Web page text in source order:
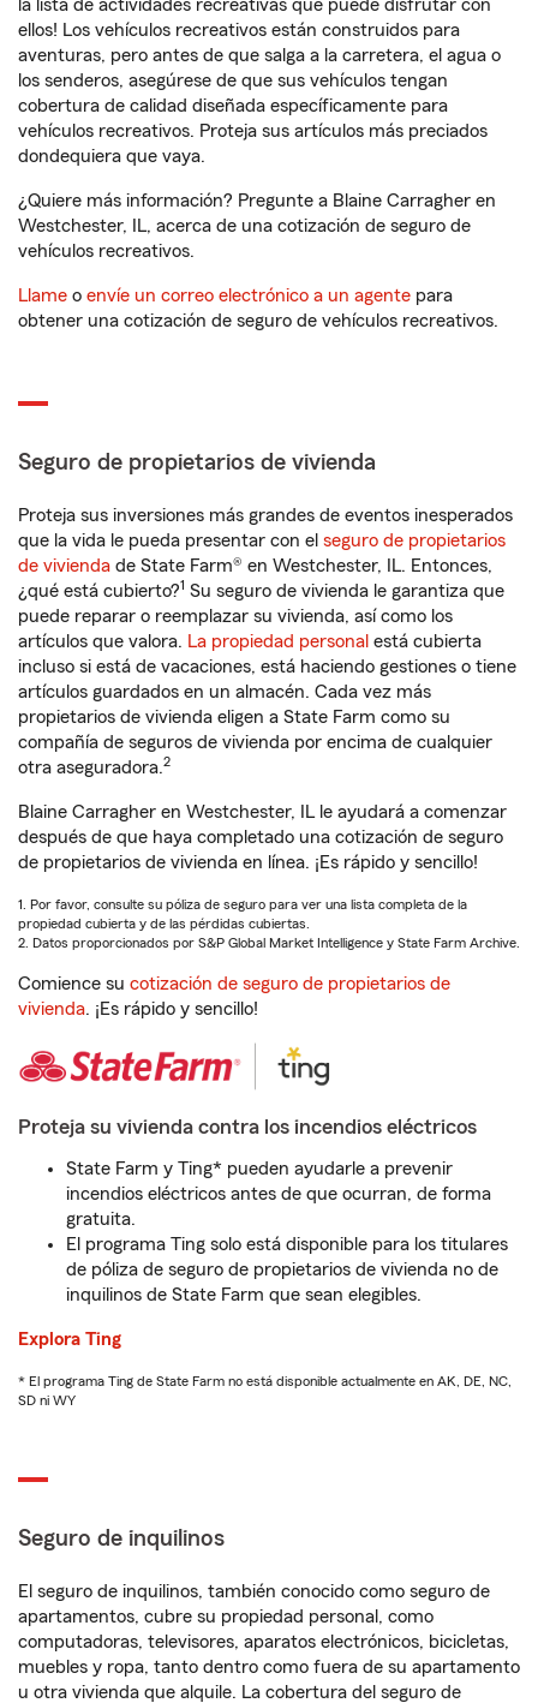
la lista de actividades recreativas que puede disfrutar con
ellos! Los vehículos recreativos están construidos para
aventuras, pero antes de que salga a la carretera, el agua o
los senderos, asegúrese de que sus vehículos tengan
cobertura de calidad diseñada específicamente para
vehículos recreativos. Proteja sus artículos más preciados
dondequiera que vaya.
¿Quiere más información? Pregunte a Blaine Carragher en
Westchester, IL, acerca de una cotización de seguro de
vehículos recreativos.
Llame o envíe un correo electrónico a un agente para
obtener una cotización de seguro de vehículos recreativos.
Seguro de propietarios de vivienda
Proteja sus inversiones más grandes de eventos inesperados
que la vida le pueda presentar con el seguro de propietarios
de vivienda de State Farm® en Westchester, IL. Entonces,
¿qué está cubierto?1 Su seguro de vivienda le garantiza que
puede reparar o reemplazar su vivienda, así como los
artículos que valora. La propiedad personal está cubierta
incluso si está de vacaciones, está haciendo gestiones o tiene
artículos guardados en un almacén. Cada vez más
propietarios de vivienda eligen a State Farm como su
compañía de seguros de vivienda por encima de cualquier
otra aseguradora.2
Blaine Carragher en Westchester, IL le ayudará a comenzar
después de que haya completado una cotización de seguro
de propietarios de vivienda en línea. ¡Es rápido y sencillo!
1. Por favor, consulte su póliza de seguro para ver una lista completa de la
propiedad cubierta y de las pérdidas cubiertas.
2. Datos proporcionados por S&P Global Market Intelligence y State Farm Archive.
Comience su cotización de seguro de propietarios de
vivienda. ¡Es rápido y sencillo!
Proteja su vivienda contra los incendios eléctricos
State Farm y Ting* pueden ayudarle a prevenir
incendios eléctricos antes de que ocurran, de forma
gratuita.
El programa Ting solo está disponible para los titulares
de póliza de seguro de propietarios de vivienda no de
inquilinos de State Farm que sean elegibles.
Explora Ting
* El programa Ting de State Farm no está disponible actualmente en AK, DE, NC,
SD ni WY
Seguro de inquilinos
El seguro de inquilinos, también conocido como seguro de
apartamentos, cubre su propiedad personal, como
computadoras, televisores, aparatos electrónicos, bicicletas,
muebles y ropa, tanto dentro como fuera de su apartamento
u otra vivienda que alquile. La cobertura del seguro de